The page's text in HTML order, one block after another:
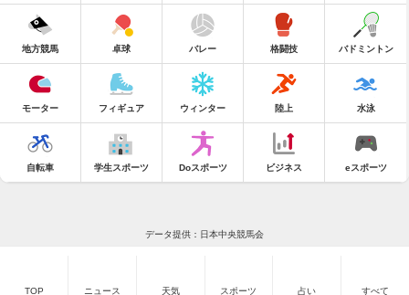
地方競馬 卓球 バレー 格闘技 バドミントン
モーター フィギュア ウィンター 陸上 水泳
自転車 学生スポーツ Doスポーツ ビジネス eスポーツ
データ提供：日本中央競馬会
TOP ニュース 天気 スポーツ 占い すべて